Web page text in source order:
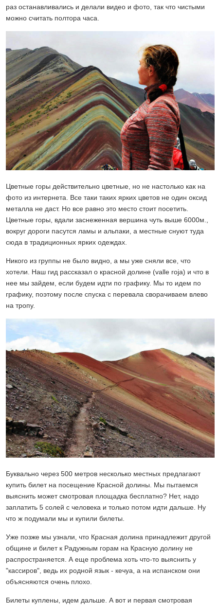
раз останавливались и делали видео и фото, так что чистыми
можно считать полтора часа.
Цветные горы действительно цветные, но не настолько как на
фото из интернета. Все таки таких ярких цветов не один оксид
металла не даст. Но все равно это место стоит посетить.
Цветные горы, вдали заснеженная вершина чуть выше 6000м.,
вокруг дороги пасутся ламы и альпаки, а местные снуют туда
сюда в традиционных ярких одеждах.
Никого из группы не было видно, а мы уже сняли все, что
хотели. Наш гид рассказал о красной долине (valle roja) и что в
нее мы зайдем, если будем идти по графику. Мы то идем по
графику, поэтому после спуска с перевала сворачиваем влево
на тропу.
Буквально через 500 метров несколько местных предлагают
купить билет на посещение Красной долины. Мы пытаемся
выяснить может смотровая площадка бесплатно? Нет, надо
заплатить 5 солей с человека и только потом идти дальше. Ну
что ж подумали мы и купили билеты.
Уже позже мы узнали, что Красная долина принадлежит другой
общине и билет к Радужным горам на Красную долину не
распространяется. А еще проблема хоть что-то выяснить у
"кассиров", ведь их родной язык - кечуа, а на испанском они
объясняются очень плохо.
Билеты куплены, идем дальше. А вот и первая смотровая